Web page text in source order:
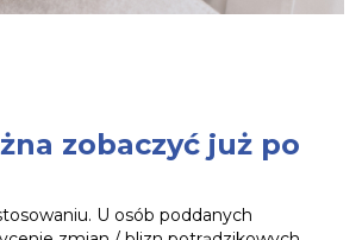
zobaczyć już po
U osób poddanych